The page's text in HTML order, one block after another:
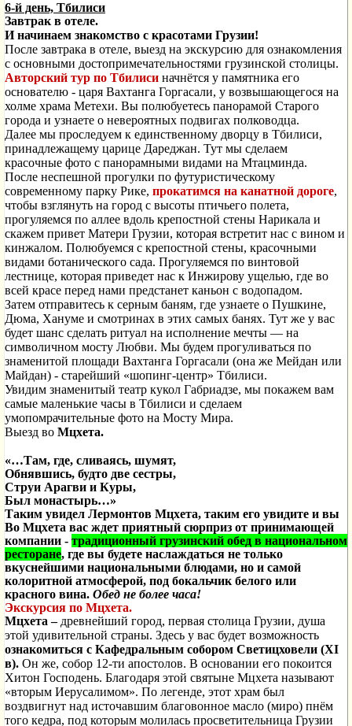
6-й день, Тбилиси
Завтрак в отеле.
И начинаем знакомство с красотами Грузии!
После завтрака в отеле, выезд на экскурсию для ознакомления
с основными достопримечательностями грузинской столицы.
Авторский тур по Тбилиси начнётся у памятника его
основателю - царя Вахтанга Горгасали, у возвышающегося на
холме храма Метехи. Вы полюбуетесь панорамой Старого
города и узнаете о невероятных подвигах полководца.
Далее мы проследуем к единственному дворцу в Тбилиси,
принадлежащему царице Дареджан. Тут мы сделаем
красочные фото с панорамными видами на Мтацминда.
После неспешной прогулки по футуристическому
современному парку Рике, прокатимся на канатной дороге,
чтобы взглянуть на город с высоты птичьего полета,
прогуляемся по аллее вдоль крепостной стены Нарикала и
скажем привет Матери Грузии, которая встретит нас с вином и
кинжалом. Полюбуемся с крепостной стены, красочными
видами ботанического сада. Прогуляемся по винтовой
лестнице, которая приведет нас к Инжирову ущелью, где во
всей красе перед нами предстанет каньон с водопадом.
Затем отправитесь к серным баням, где узнаете о Пушкине,
Дюма, Хануме и смотринах в этих самых банях. Тут же у вас
будет шанс сделать ритуал на исполнение мечты — на
символичном мосту Любви. Мы будем прогуливаться по
знаменитой площади Вахтанга Горгасали (она же Мейдан или
Майдан) - старейший «шопинг-центр» Тбилиси.
Увидим знаменитый театр кукол Габриадзе, мы покажем вам
самые маленькие часы в Тбилиси и сделаем
умопомрачительные фото на Мосту Мира.
Выезд во Мцхета.
«…Там, где, сливаясь, шумят,
Обнявшись, будто две сестры,
Струи Арагви и Куры,
Был монастырь…»
Таким увидел Лермонтов Мцхета, таким его увидите и вы
Во Мцхета вас ждет приятный сюрприз от принимающей
компании - традиционный грузинский обед в национальном
ресторане, где вы будете наслаждаться не только
вкуснейшими национальными блюдами, но и самой
колоритной атмосферой, под бокальчик белого или
красного вина. Обед не более часа!
Экскурсия по Мцхета.
Мцхета – древнейший город, первая столица Грузии, душа
этой удивительной страны. Здесь у вас будет возможность
ознакомиться с Кафедральным собором Светицховели (XI
в). Он же, собор 12-ти апостолов. В основании его покоится
Хитон Господень. Благодаря этой святыне Мцхета называют
«вторым Иерусалимом». По легенде, этот храм был
воздвигнут над источавшим благовонное масло (миро) пнём
того кедра, под которым молилась просветительница Грузии